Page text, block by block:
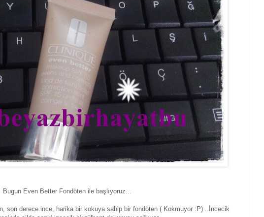
Bugun Even Better Fondöten ile başlıyoruz...
son derece ince, harika bir kokuya sahip bir fondöten ( Kokmuyor :P) ..İncecik